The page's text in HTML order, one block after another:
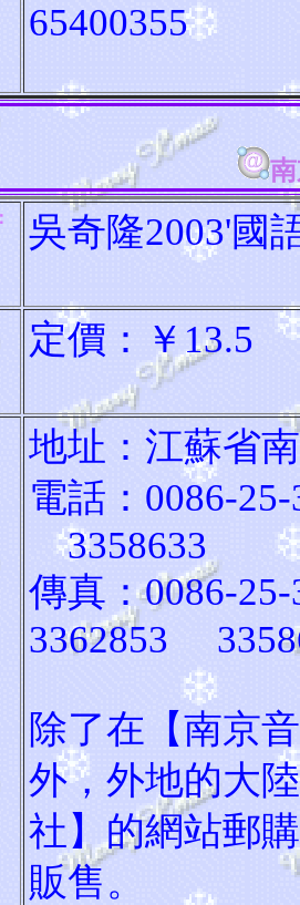
65400355
吳奇隆2003'國
定價：￥13.5
地址：江蘇省
電話：0086-
3358633
傳真：0086-
3362853
除了在【南京
外，外地的大
社】的網站郵
販售。